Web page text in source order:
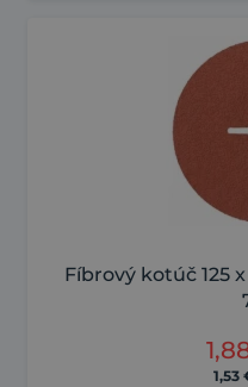
Fíbrový kotúč 125
1,53